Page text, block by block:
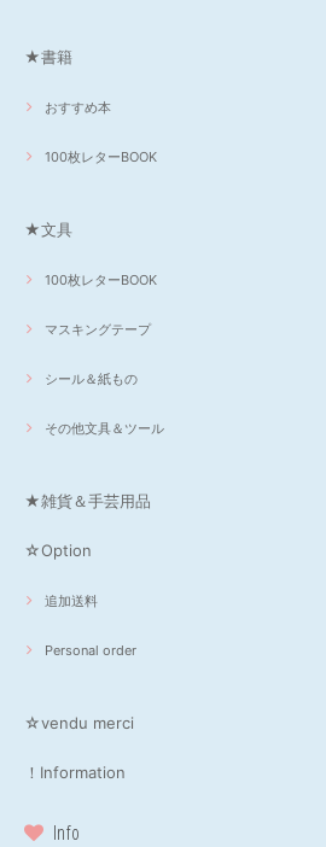
★書籍
おすすめ本
100枚レターBOOK
★文具
100枚レターBOOK
マスキングテープ
シール＆紙もの
その他文具＆ツール
★雑貨＆手芸用品
☆Option
追加送料
Personal order
☆vendu merci
！Information
Info